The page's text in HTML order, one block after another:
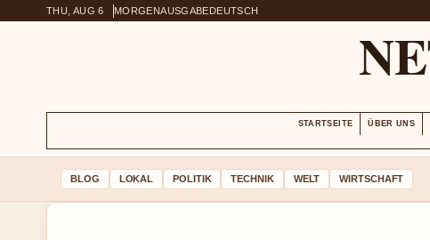
THU, AUG 6 MORGENAUSGABEDEUTSCH
STARTSEITE ÜBER UNS
BLOG LOKAL POLITIK TECHNIK WELT WIRTSCHAFT